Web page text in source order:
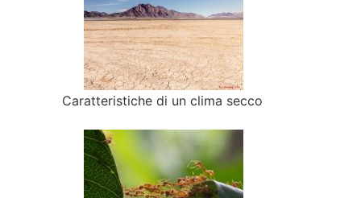
Caratteristiche di un clima secco